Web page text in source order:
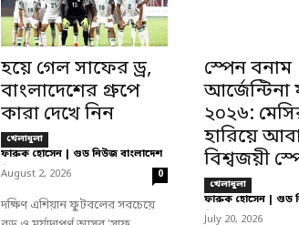
হয়ে গেল সাফের ড্র,
বাংলাদেশের গ্রুপে
কারা দেখে নিন
খেলাধুলা
ফারুক হোসেন | গুড নিউজ বাংলাদেশ
-
August 2, 2026 0
দক্ষিণ এশিয়ান ফুটবলের সবচেয়ে
স্পেন বনাম
২০২৬:
হারিয়ে
বিশ্বজয়ী
খেলাধুলা
ফারুক হোসেন | গুড
-
July 20, 2026